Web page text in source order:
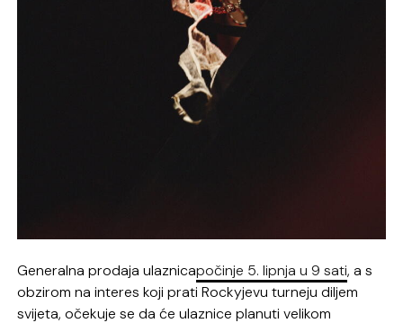
Generalna prodaja ulaznicapočinje 5. lipnja u 9 sati, a s
obzirom na interes koji prati Rockyjevu turneju diljem
svijeta, očekuje se da će ulaznice planuti velikom